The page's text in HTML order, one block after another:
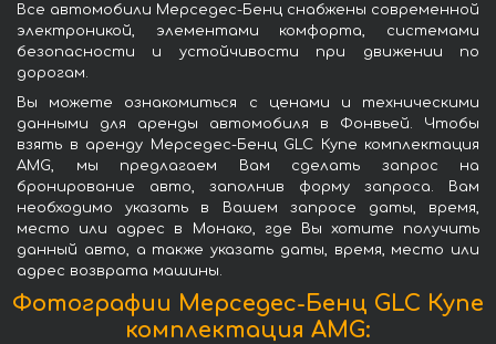
Все автомобили Мерседес-Бенц снабжены современной
электроникой, элементами комфорта, системами
безопасности и устойчивости при движении по
дорогам.
Вы можете ознакомиться с ценами и техническими
данными для аренды автомобиля в Фонвьей. Чтобы
взять в аренду Мерседес-Бенц GLC Купе комплектация
AMG, мы предлагаем Вам сделать запрос на
бронирование авто, заполнив форму запроса. Вам
необходимо указать в Вашем запросе даты, время,
место или адрес в Монако, где Вы хотите получить
данный авто, а также указать даты, время, место или
адрес возврата машины.
Фотографии Мерседес-Бенц GLC Купе
комплектация AMG: